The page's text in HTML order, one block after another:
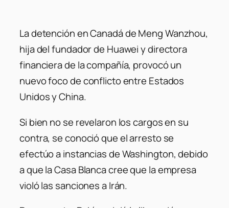
La detención en Canadá de Meng Wanzhou,
hija del fundador de Huawei y directora
financiera de la compañía, provocó un
nuevo foco de conflicto entre Estados
Unidos y China.
Si bien no se revelaron los cargos en su
contra, se conoció que el arresto se
efectúo a instancias de Washington, debido
a que la Casa Blanca cree que la empresa
violó las sanciones a Irán.